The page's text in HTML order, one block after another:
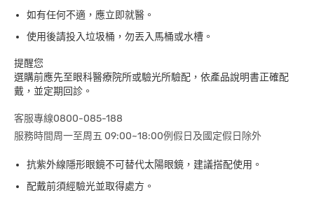
如有任何不適，應立即就醫。
使用後請投入垃圾桶，勿丟入馬桶或水槽。
提醒您
選購前應先至眼科醫療院所或驗光所驗配，依產品說明書正確配
戴，並定期回診。
客服專線0800-085-188
服務時間周一至周五 09:00~18:00例假日及國定假日除外
抗紫外線隱形眼鏡不可替代太陽眼鏡，建議搭配使用。
配戴前須經驗光並取得處方。